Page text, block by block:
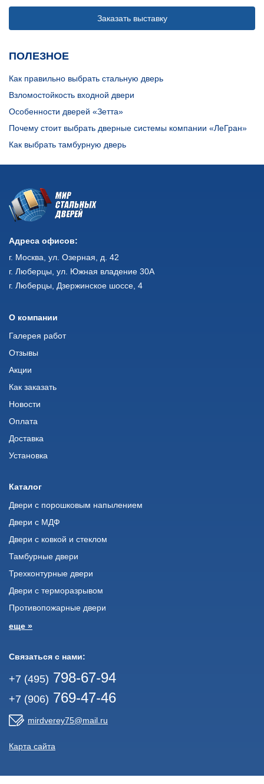
Заказать выставку
ПОЛЕЗНОЕ
Как правильно выбрать стальную дверь
Взломостойкость входной двери
Особенности дверей «Зетта»
Почему стоит выбрать дверные системы компании «ЛеГран»
Как выбрать тамбурную дверь
Адреса офисов:
г. Москва, ул. Озерная, д. 42
г. Люберцы, ул. Южная владение 30А
г. Люберцы, Дзержинское шоссе, 4
О компании
Галерея работ
Отзывы
Акции
Как заказать
Новости
Оплата
Доставка
Установка
Каталог
Двери с порошковым напылением
Двери с МДФ
Двери с ковкой и стеклом
Тамбурные двери
Трехконтурные двери
Двери с терморазрывом
Противопожарные двери
еще »
Связаться с нами:
+7 (495) 798-67-94
+7 (906) 769-47-46
mirdverey75@mail.ru
Карта сайта